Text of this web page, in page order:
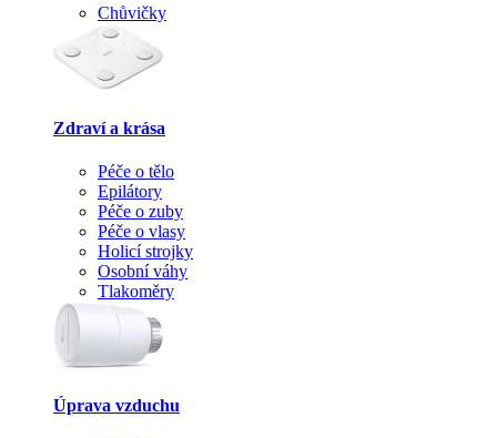
Chůvičky
Zdraví a krása
Péče o tělo
Epilátory
Péče o zuby
Péče o vlasy
Holicí strojky
Osobní váhy
Tlakoměry
Úprava vzduchu